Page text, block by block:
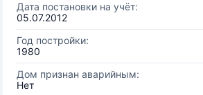
Дата постановки на учёт:
05.07.2012
Год постройки:
1980
Дом признан аварийным:
Нет